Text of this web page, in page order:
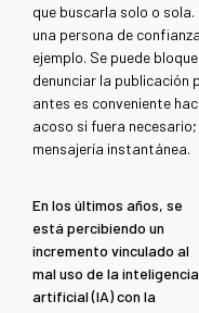
que buscarla solo o
una persona de
ejemplo. Se puede
denunciar la publicación
antes es conveniente
acoso si fuera
mensajería instantánea.
En los últimos años, se
está percibiendo un
incremento vinculado al
mal uso de la inteligencia
artificial (IA) con la